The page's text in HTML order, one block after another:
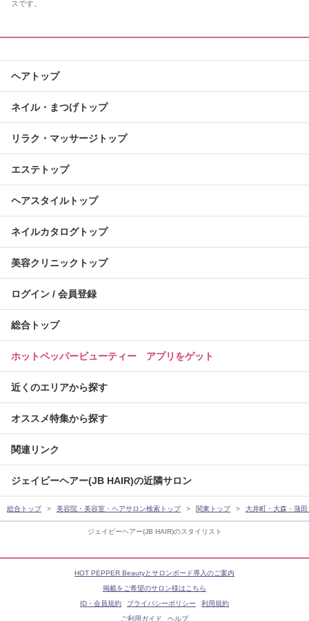
ジェイビーヘアー(JB HAIR)のスタイリスト
スです。
ヘアトップ
ネイル・まつげトップ
リラク・マッサージトップ
エステトップ
ヘアスタイルトップ
ネイルカタログトップ
美容クリニックトップ
ログイン / 会員登録
総合トップ
ホットペッパービューティー アプリをゲット
近くのエリアから探す
オススメ特集から探す
関連リンク
ジェイビーヘアー(JB HAIR)の近隣サロン
総合トップ 美容院・美容室・ヘアサロン検索トップ 関東トップ 大井町・大森・蒲
HOT PEPPER Beautyとサロンボード導入のご案内
掲載をご希望のサロン様はこちら
ID・会員規約
プライバシーポリシー
利用規約
ご利用ガイド
ヘルプ